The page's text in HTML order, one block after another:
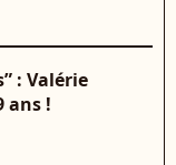
: Valérie
ans !